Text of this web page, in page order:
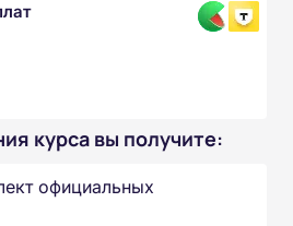
курса вы получите:
официальных